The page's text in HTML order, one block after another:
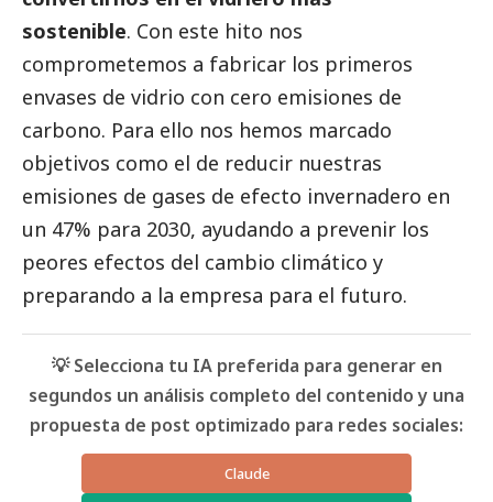
sostenible. Con este hito nos
comprometemos a fabricar los primeros
envases de vidrio con cero emisiones de
carbono. Para ello nos hemos marcado
objetivos como el de reducir nuestras
emisiones de gases de efecto invernadero en
un 47% para 2030, ayudando a prevenir los
peores efectos del cambio climático y
preparando a la empresa para el futuro.
💡 Selecciona tu IA preferida para generar en
segundos un análisis completo del contenido y una
propuesta de post optimizado para redes sociales:
Claude